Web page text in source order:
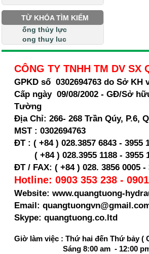
TỪ KHÓA TÌM KIẾM
ống thủy lực
ong thuy luc
CÔNG TY TNHH TM DV SX
GPKD số 0302694763 do Sở KH
Cấp ngày 09/08/2002 - GĐ/Sở
Tường
Địa Chỉ: 266- 268 Trần Qúy, P.6,
MST : 0302694763
ĐT : ( +84 ) 028.3857 6843 - 3955
( +84 ) 028.3955 1188 - 3955
ĐT / FAX: ( +84 ) 028. 3856 0005 -
Hotline: 0903 353 238 -
Website: www.quangtuong-
Email:
Skype: quangtuong.co.ltd
Giờ làm việc : Thứ hai đến Thứ bảy (
Sáng 8:00 am - 12:00